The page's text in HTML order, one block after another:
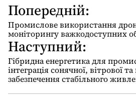
Н
а
в
і
г
а
ц
Попередній:
Промислове використання
моніторингу важкодоступних
Наступний:
Гібридна енергетика для
інтеграція сонячної, вітрової
забезпечення стабільного